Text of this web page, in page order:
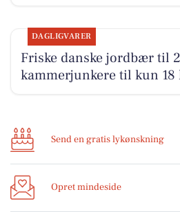
DAGLIGVARER
Friske danske jordbær til
kammerjunkere til kun 18
Send en gratis lykønskning
Opret mindeside